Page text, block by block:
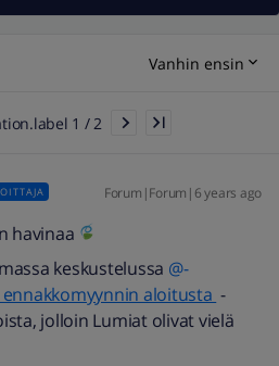
Vanhin ensin
1 / 2
Forum|Forum|6 years ago
havinaa
keskustelussa @-
ennakkomyynnin aloitusta -
jolloin Lumiat olivat vielä